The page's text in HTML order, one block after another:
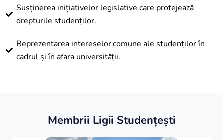
Susținerea inițiativelor legislative care protejează
drepturile studenților.
Reprezentarea intereselor comune ale studenților în
cadrul și în afara universității.
Membrii Ligii Studențești